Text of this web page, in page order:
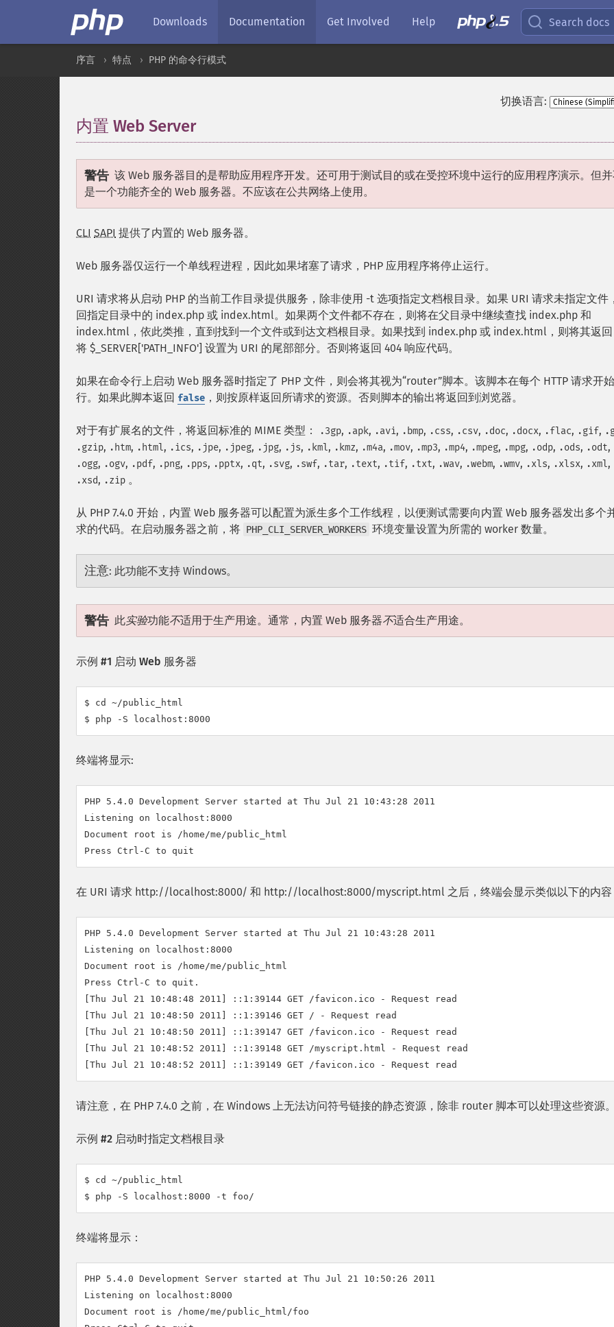
Downloads Documentation Get Involved Help Search docs
序言 特点 PHP 的命令行模式
切换语言:
内置 Web Server¶
警告 该 Web 服务器目的是帮助应用程序开发。还可用于测试目的或在受控环境中运行的应用程序演示。但
是一个功能齐全的 Web 服务器。不应该在公共网络上使用。
CLI SAPI 提供了内置的 Web 服务器。
Web 服务器仅运行一个单线程进程，因此如果堵塞了请求，PHP 应用程序将停止运行。
URI 请求将从启动 PHP 的当前工作目录提供服务，除非使用 -t 选项指定文档根目录。如果 URI 请求未指定文件
回指定目录中的 index.php 或 index.html。如果两个文件都不存在，则将在父目录中继续查找 index.php 和
index.html，依此类推，直到找到一个文件或到达文档根目录。如果找到 index.php 或 index.html，则将其返
将 $_SERVER['PATH_INFO'] 设置为 URI 的尾部部分。否则将返回 404 响应代码。
如果在命令行上启动 Web 服务器时指定了 PHP 文件，则会将其视为“router”脚本。该脚本在每个 HTTP 请求开
行。如果此脚本返回 false ，则按原样返回所请求的资源。否则脚本的输出将返回到浏览器。
对于有扩展名的文件，将返回标准的 MIME 类型： .3gp, .apk, .avi, .bmp, .css, .csv, .doc, .docx, .flac, .gif,
.gzip, .htm, .html, .ics, .jpe, .jpeg, .jpg, .js, .kml, .kmz, .m4a, .mov, .mp3, .mp4, .mpeg, .mpg, .odp, .ods, .odt,
.ogg, .ogv, .pdf, .png, .pps, .pptx, .qt, .svg, .swf, .tar, .text, .tif, .txt, .wav, .webm, .wmv, .xls, .xlsx, .xml,
.xsd, .zip 。
从 PHP 7.4.0 开始，内置 Web 服务器可以配置为派生多个工作线程，以便测试需要向内置 Web 服务器发出多个
求的代码。在启动服务器之前，将 PHP_CLI_SERVER_WORKERS 环境变量设置为所需的 worker 数量。
注意: 此功能不支持 Windows。
警告 此实验功能不适用于生产用途。通常，内置 Web 服务器不适合生产用途。
示例 #1 启动 Web 服务器
$ cd ~/public_html
$ php -S localhost:8000
终端将显示:
PHP 5.4.0 Development Server started at Thu Jul 21 10:43:28 2011
Listening on localhost:8000
Document root is /home/me/public_html
在 URI 请求 http://localhost:8000/ 和 http://localhost:8000/myscript.html 之后，终端会显示类似以下的内容
PHP 5.4.0 Development Server started at Thu Jul 21 10:43:28 2011
Listening on localhost:8000
Document root is /home/me/public_html
Press Ctrl-C to quit.
[Thu Jul 21 10:48:48 2011] ::1:39144 GET /favicon.ico - Request read
[Thu Jul 21 10:48:50 2011] ::1:39146 GET / - Request read
[Thu Jul 21 10:48:50 2011] ::1:39147 GET /favicon.ico - Request read
[Thu Jul 21 10:48:52 2011] ::1:39148 GET /myscript.html - Request read
请注意，在 PHP 7.4.0 之前，在 Windows 上无法访问符号链接的静态资源，除非 router 脚本可以处理这些资源
示例 #2 启动时指定文档根目录
$ cd ~/public_html
$ php -S localhost:8000 -t foo/
终端将显示：
PHP 5.4.0 Development Server started at Thu Jul 21 10:50:26 2011
Listening on localhost:8000
Document root is /home/me/public_html/foo